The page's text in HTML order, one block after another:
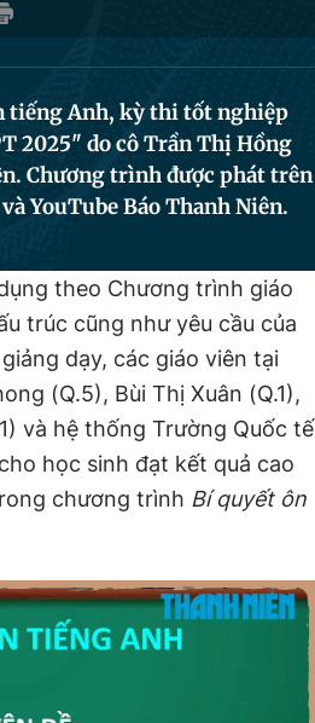
tiếng Anh, kỳ thi tốt nghiệp
2025" do cô Trần Thị Hồng
Chương trình được phát trên
YouTube Báo Thanh Niên.
theo Chương trình giáo
trúc cũng như yêu cầu của
dạy, các giáo viên tại
(Q.5), Bùi Thị Xuân (Q.1),
và hệ thống Trường Quốc tế
học sinh đạt kết quả cao
chương trình Bí quyết ôn